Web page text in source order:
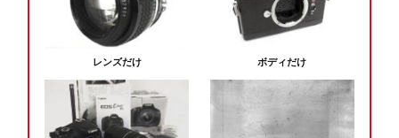
レンズだけ ボディだけ